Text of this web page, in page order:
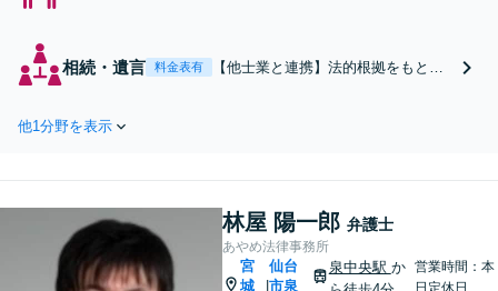
ご提案いたします【富谷町役場
相続・遺言 料金表有
【他士業と連携】法的根拠をもとに
員】宮城で暮らす方々に寄り添う、
あり】
他1分野を表示
林屋 陽一郎 弁護士
あやめ法律事務所
宮
城
仙台
市泉
泉中央駅 か 営業時間：本
日定休日